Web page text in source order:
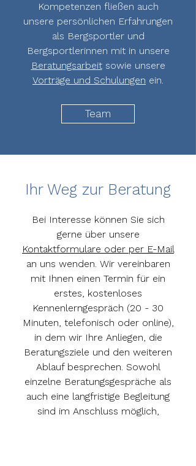
Kompetenzen fließen auch
unsere persönlichen Erfahrungen
als Bergsportler und
Bergsportlerinnen mit in unsere
Beratungsarbeitsowie unsere
Vorträge und Schulungen ein.
Team
Ihr Weg zur Beratung
Bei Interesse können Sie sich
gerne über unsere
Kontaktformulare oder per E-Mail
an uns wenden. Wir vereinbaren
mit Ihnen einen Termin für ein
erstes, kostenloses
Kennenlerngespräch (20 - 30
Minuten, telefonisch oder online),
in dem wir Ihre Anliegen, die
Beratungsziele und den weiteren
Ablauf besprechen. Sowohl
einzelne Beratungsgespräche als
auch eine langfristige Begleitung
sind im Anschluss möglich,